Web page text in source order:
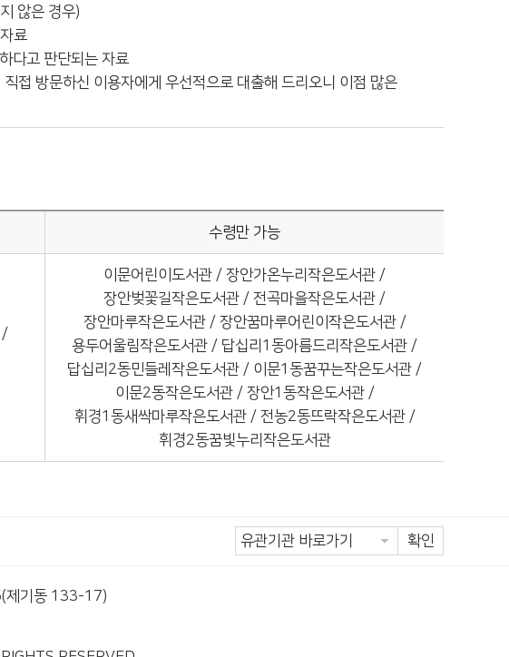
않은 경우)
료
다고 판단되는 자료
접 방문하신 이용자에게 우선적으로 대출해 드리오니 이점 많은
수령만 가능
/
이문어린이도서관 / 장안가온누리작은도서관 /
장안벚꽃길작은도서관 / 전곡마을작은도서관 /
장안마루작은도서관 / 장안꿈마루어린이작은도서관 /
용두어울림작은도서관 / 답십리1동아름드리작은도서관 /
답십리2동민들레작은도서관 / 이문1동꿈꾸는작은도서관 /
이문2동작은도서관 / 장안1동작은도서관 /
휘경1동새싹마루작은도서관 / 전농2동뜨락작은도서관 /
휘경2동꿈빛누리작은도서관
확인
제기동 133-17)